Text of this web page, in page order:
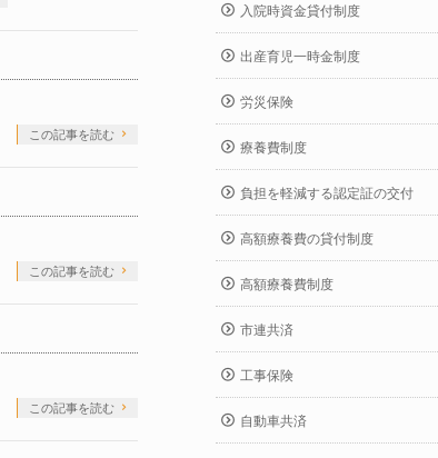
この記事を読む
この記事を読む
この記事を読む
入院時資金貸付制度
出産育児一時金制度
労災保険
療養費制度
負担を軽減する認定証の交付
高額療養費の貸付制度
高額療養費制度
市連共済
工事保険
自動車共済